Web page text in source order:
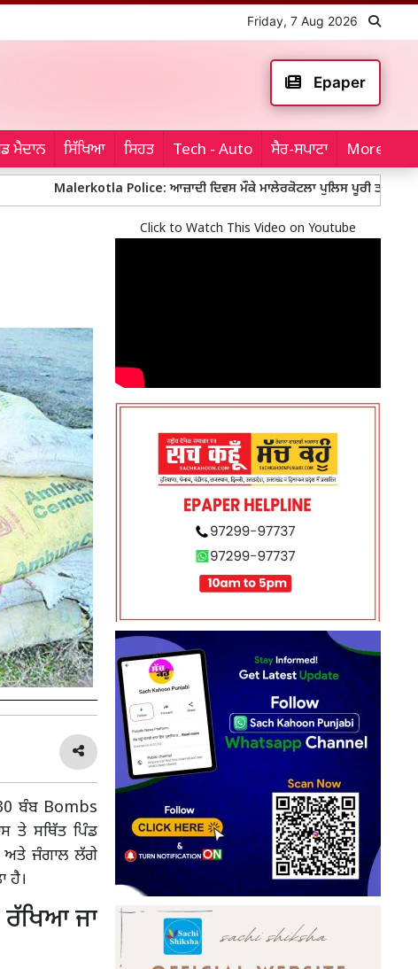
Friday, 7 Aug 2026
Epaper
ਮੈਦਾਨ ਸਿੱਖਿਆ ਸਿਹਤ Tech - Auto ਸੈਰ-ਸਪਾਟਾ More...
Police: ਆਜ਼ਾਦੀ ਦਿਵਸ ਮੌਕੇ ਮਾਲੇਰਕੋਟਲਾ ਪੁਲਿਸ ਪੂਰੀ ਤਰ੍ਹਾਂ ਚੌਕਸ, ਬੱਸ
ਬੰਬ Bombs
ਤੇ ਸਥਿੱਤ ਪਿੰਡ
ਅਤੇ ਜੰਗਾਲ ਲੱਗੇ
ਹੈ।
ਜਾ
Click to Watch This Video on Youtube